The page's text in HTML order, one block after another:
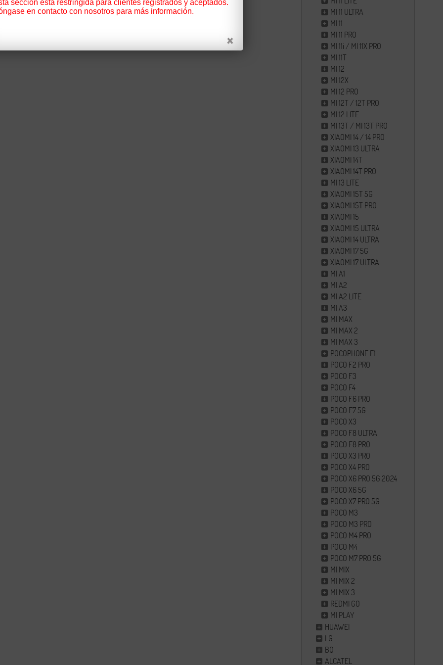
MI 11 ULTRA
MI 11
MI 11 PRO
MI 11i / MI 11X PRO
MI 11T
MI 12
MI 12X
MI 12 PRO
MI 12T / 12T PRO
MI 12 LITE
MI 13T / MI 13T PRO
XIAOMI 14 / 14 PRO
XIAOMI 13 ULTRA
XIAOMI 14T
XIAOMI 14T PRO
MI 13 LITE
XIAOMI 15T 5G
XIAOMI 15T PRO
XIAOMI 15
XIAOMI 15 ULTRA
XIAOMI 14 ULTRA
XIAOMI 17 5G
XIAOMI 17 ULTRA
MI A1
MI A2
MI A2 LITE
MI A3
MI MAX
MI MAX 2
MI MAX 3
POCOPHONE F1
POCO F2 PRO
POCO F3
POCO F4
POCO F6 PRO
POCO F7 5G
POCO X3
POCO F8 ULTRA
POCO F8 PRO
POCO X3 PRO
POCO X4 PRO
POCO X6 PRO 5G 2024
POCO X6 5G
POCO X7 PRO 5G
POCO M3
POCO M3 PRO
POCO M4 PRO
POCO M4
POCO M7 PRO 5G
MI MIX
MI MIX 2
MI MIX 3
REDMI GO
MI PLAY
HUAWEI
LG
BQ
ALCATEL
sección está restringida para clientes registrados y aceptados.
en contacto con nosotros para más información.